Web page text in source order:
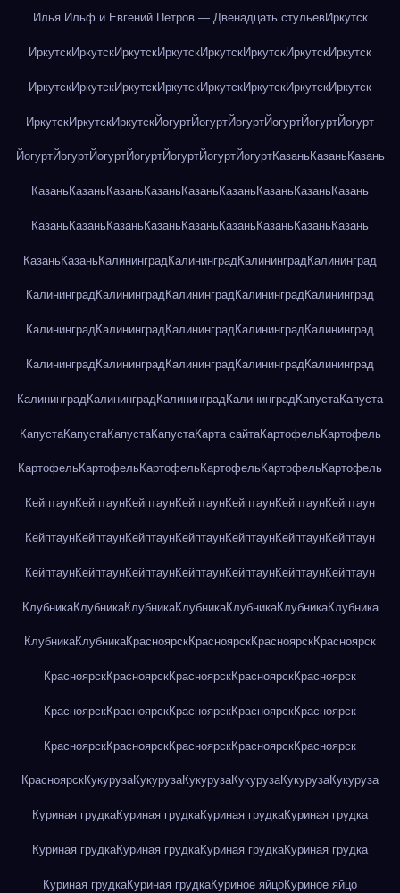
Илья Ильф и Евгений Петров — Двенадцать стульевИркутск
ИркутскИркутскИркутскИркутскИркутскИркутскИркутскИркутск
ИркутскИркутскИркутскИркутскИркутскИркутскИркутскИркутск
ИркутскИркутскИркутскЙогуртЙогуртЙогуртЙогуртЙогуртЙогурт
ЙогуртЙогуртЙогуртЙогуртЙогуртЙогуртЙогуртКазаньКазаньКазань
КазаньКазаньКазаньКазаньКазаньКазаньКазаньКазаньКазань
КазаньКазаньКазаньКазаньКазаньКазаньКазаньКазаньКазань
КазаньКазаньКалининградКалининградКалининградКалининград
КалининградКалининградКалининградКалининградКалининград
КалининградКалининградКалининградКалининградКалининград
КалининградКалининградКалининградКалининградКалининград
Калининград Калининград Калининград Калининград КапустаКапуста
КапустаКапустаКапустаКапустаКарта сайтаКартофельКартофель
КартофельКартофельКартофельКартофельКартофельКартофель
КейптаунКейптаунКейптаунКейптаунКейптаунКейптаунКейптаун
КейптаунКейптаунКейптаунКейптаунКейптаунКейптаунКейптаун
КейптаунКейптаунКейптаунКейптаунКейптаунКейптаунКейптаун
КлубникаКлубникаКлубникаКлубникаКлубникаКлубникаКлубника
КлубникаКлубникаКрасноярскКрасноярскКрасноярскКрасноярск
КрасноярскКрасноярскКрасноярскКрасноярскКрасноярск
КрасноярскКрасноярскКрасноярскКрасноярскКрасноярск
КрасноярскКрасноярскКрасноярскКрасноярскКрасноярск
КрасноярскКукурузаКукурузаКукурузаКукурузаКукурузаКукуруза
Куриная грудкаКуриная грудкаКуриная грудкаКуриная грудка
Куриная грудкаКуриная грудкаКуриная грудкаКуриная грудка
Куриная грудкаКуриная грудкаКуриное яйцоКуриное яйцо